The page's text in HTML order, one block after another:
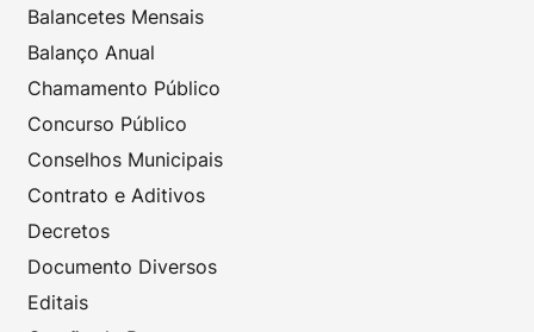
Balancetes Mensais
Balanço Anual
Chamamento Público
Concurso Público
Conselhos Municipais
Contrato e Aditivos
Decretos
Documento Diversos
Editais